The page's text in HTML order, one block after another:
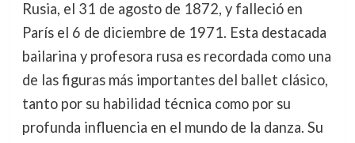
Rusia, el 31 de agosto de 1872, y falleció en
París el 6 de diciembre de 1971. Esta destacada
bailarina y profesora rusa es recordada como una
de las figuras más importantes del ballet clásico,
tanto por su habilidad técnica como por su
profunda influencia en el mundo de la danza. Su